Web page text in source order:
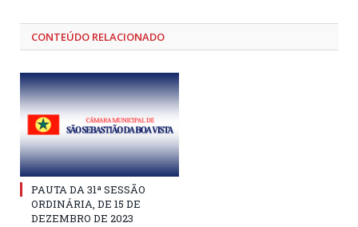
CONTEÚDO RELACIONADO
PAUTA DA 31ª SESSÃO
ORDINÁRIA, DE 15 DE
DEZEMBRO DE 2023